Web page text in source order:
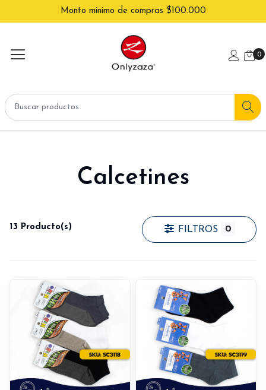
Monto mínimo de compras $100.000
0
Calcetines
13 Producto(s) FILTROS 0